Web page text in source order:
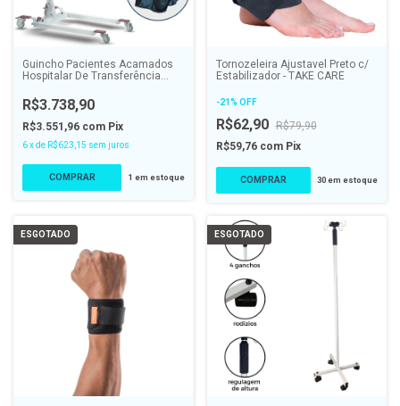
Guincho Pacientes Acamados
Hospitalar De Transferência
R$3.738,90
R$3.551,96 com Pix
6xde R$623,15 sem juros
1 em estoque
Tornozeleira Ajustavel Preto c/
Estabilizador - TAKE CARE
-21% OFF
R$62,90 R$79,90
R$59,76 com Pix
30 em estoque
ESGOTADO ESGOTADO